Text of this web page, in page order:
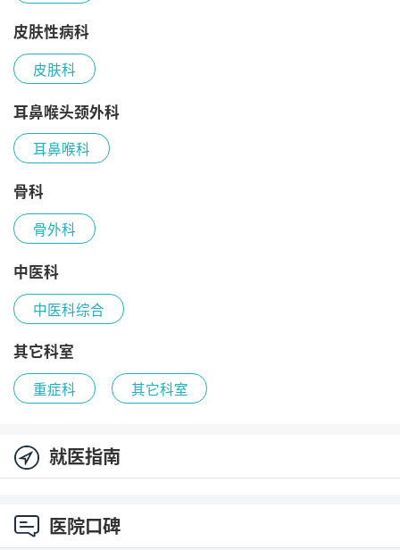
皮肤性病科
皮肤科
耳鼻喉头颈外科
耳鼻喉科
骨科
骨外科
中医科
中医科综合
其它科室
重症科 其它科室
就医指南
医院口碑